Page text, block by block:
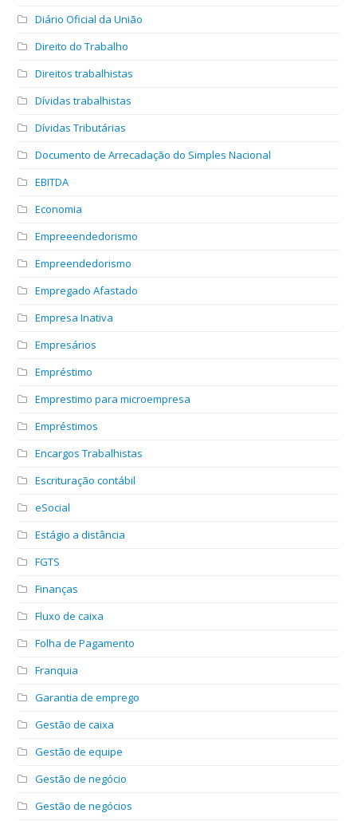
Diário Oficial da União
Direito do Trabalho
Direitos trabalhistas
Dívidas trabalhistas
Dívidas Tributárias
Documento de Arrecadação do Simples Nacional
EBITDA
Economia
Empreeendedorismo
Empreendedorismo
Empregado Afastado
Empresa Inativa
Empresários
Empréstimo
Emprestimo para microempresa
Empréstimos
Encargos Trabalhistas
Escrituração contábil
eSocial
Estágio a distância
FGTS
Finanças
Fluxo de caixa
Folha de Pagamento
Franquia
Garantia de emprego
Gestão de caixa
Gestão de equipe
Gestão de negócio
Gestão de negócios